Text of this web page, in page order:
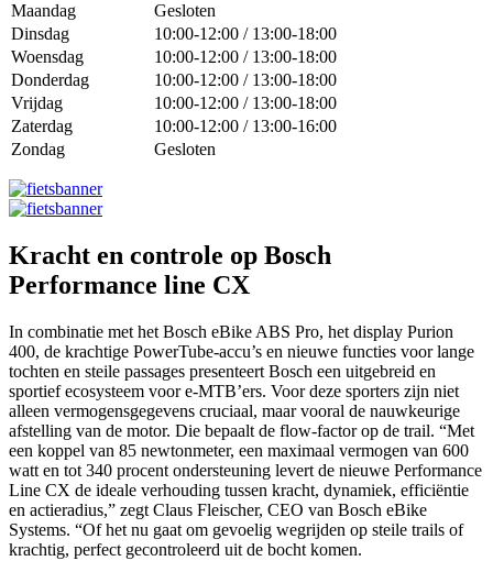
Maandag
Gesloten
Dinsdag
10:00-12:00 / 13:00-18:00
Woensdag
10:00-12:00 / 13:00-18:00
Donderdag
10:00-12:00 / 13:00-18:00
Vrijdag
10:00-12:00 / 13:00-18:00
Zaterdag
10:00-12:00 / 13:00-16:00
Zondag
Gesloten
Kracht en controle op Bosch
Performance line CX
In combinatie met het Bosch eBike ABS Pro, het display Purion
400, de krachtige PowerTube-accu’s en nieuwe functies voor lange
tochten en steile passages presenteert Bosch een uitgebreid en
sportief ecosysteem voor e-MTB’ers. Voor deze sporters zijn niet
alleen vermogensgegevens cruciaal, maar vooral de nauwkeurige
afstelling van de motor. Die bepaalt de flow-factor op de trail. “Met
een koppel van 85 newtonmeter, een maximaal vermogen van 600
watt en tot 340 procent ondersteuning levert de nieuwe Performance
Line CX de ideale verhouding tussen kracht, dynamiek, efficiëntie
en actieradius,” zegt Claus Fleischer, CEO van Bosch eBike
Systems. “Of het nu gaat om gevoelig wegrijden op steile trails of
krachtig, perfect gecontroleerd uit de bocht komen.